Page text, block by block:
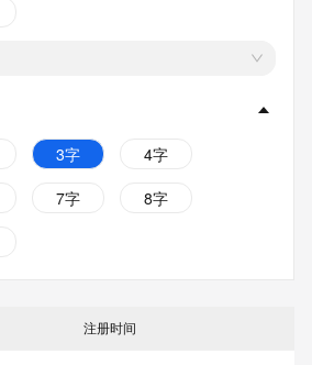
3字
4字
7字
8字
注册时间